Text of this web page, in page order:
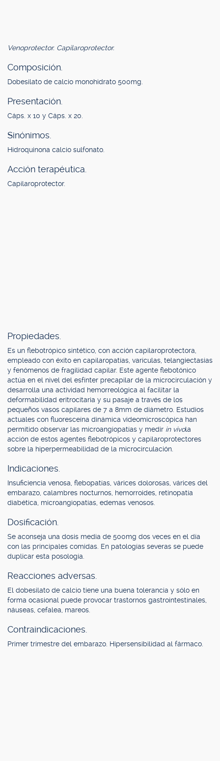
Venoprotector. Capilaroprotector.
Composición.
Dobesilato de calcio monohidrato 500mg.
Presentación.
Cáps. x 10 y Cáps. x 20.
Sinónimos.
Hidroquinona calcio sulfonato.
Acción terapéutica.
Capilaroprotector.
Propiedades.
Es un flebotrópico sintético, con acción capilaroprotectora,
empleado con éxito en capilaropatías, varículas, telangiectasias
y fenómenos de fragilidad capilar. Este agente flebotónico
actúa en el nivel del esfínter precapilar de la microcirculación y
desarrolla una actividad hemorreológica al facilitar la
deformabilidad eritrocitaria y su pasaje a través de los
pequeños vasos capilares de 7 a 8mm de diámetro. Estudios
actuales con fluoresceína dinámica videomicroscópica han
permitido observar las microangiopatías y medir in vivola
acción de estos agentes flebotrópicos y capilaroprotectores
sobre la hiperpermeabilidad de la microcirculación.
Indicaciones.
Insuficiencia venosa, flebopatías, várices dolorosas, várices del
embarazo, calambres nocturnos, hemorroides, retinopatía
diabética, microangiopatías, edemas venosos.
Dosificación.
Se aconseja una dosis media de 500mg dos veces en el día
con las principales comidas. En patologías severas se puede
duplicar esta posología.
Reacciones adversas.
El dobesilato de calcio tiene una buena tolerancia y sólo en
forma ocasional puede provocar trastornos gastrointestinales,
náuseas, cefalea, mareos.
Contraindicaciones.
Primer trimestre del embarazo. Hipersensibilidad al fármaco.